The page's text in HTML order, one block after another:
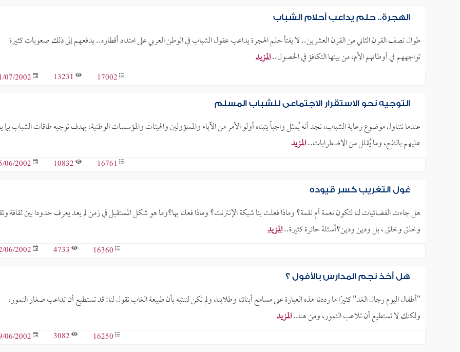
الهجرة.. حلم يداعب أحلام الشباب
طوال نصف القرن الثاني من القرن العشرين.. لا يفتأ حلم الهجرة يداعب عقول الشباب في الوطن العربي على امتداد أقطاره.. يدفعهم إلى ذلك صعوبات كثيرة
تواجههم في أوطانهم الأم، من بينها التكافؤ في الحصول..المزيد
17002
13231
07/2002
التوجيه نحو الاستقرار الاجتماعي للشباب المسلم
عندما نتناول موضوع رعاية الشباب، نجد أنه يُمثل واجباً يتبناه أولو الأمر من الآباء والمسؤولين والهيئات والمؤسسات الوطنية، بهدف توجيه طاقات الشباب بما
عليهم بالنفع، وما يُقلل من الاضطرابات..المزيد
16761
10832
06/2002
غول التغريب كسر قيوده
هل جاءت الفضائيات لنا لتكون نعمة أم نقمة؟ وماذا فعلت بنا شبكة الإنترنت؟ وماذا فعلنا بها؟وما هو شكل المستقبل في زمن لم يعد يعرف حدودا بين ثقافة
وخلق وخلق ، بل ودين ودين؟أسئلة حائرة كثيرة..المزيد
16360
4733
06/2002
هل أخذ نجم المدارس بالأفول ؟
"أطفال اليوم رجال الغد" كثيرًا ما رددنا هذه العبارة على مسامع أبنائنا وطلابنا، ولم نكن لننتبه بأن طبيعة الغاب تقول لنا: قد تستطيع أن تداعب صغار النمور،
ولكنك لا تستطيع أن تلاعب النمور، ومن هنا..المزيد
16250
3082
06/2002